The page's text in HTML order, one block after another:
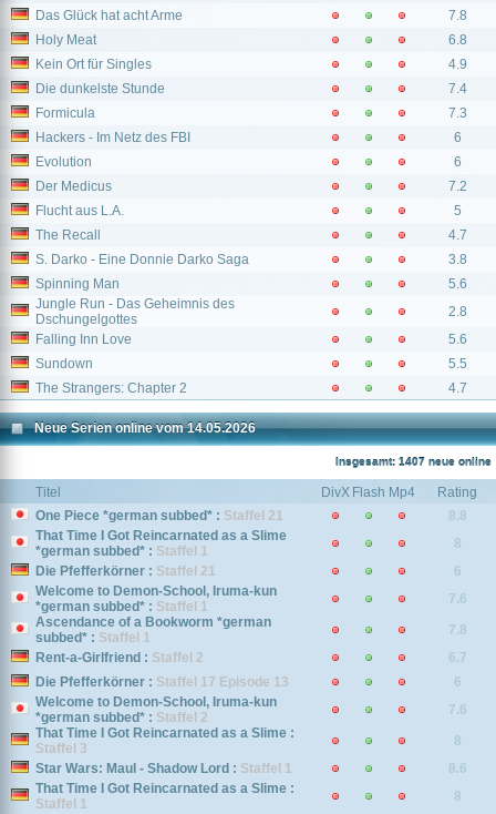
Das Glück hat acht Arme
7.8
Holy Meat
6.8
Kein Ort für Singles
4.9
Die dunkelste Stunde
7.4
Formicula
7.3
Hackers - Im Netz des FBI
6
Evolution
6
Der Medicus
7.2
Flucht aus L.A.
5
The Recall
4.7
S. Darko - Eine Donnie Darko Saga
3.8
Spinning Man
5.6
Jungle Run - Das Geheimnis des
Dschungelgottes
2.8
Falling Inn Love
5.6
Sundown
5.5
The Strangers: Chapter 2
4.7
Neue Serien online vom 14.05.2026
Insgesamt: 1407 neue online
Titel DivX Flash Mp4
Rating
One Piece *german subbed* : Staffel 21
8.8
That Time I Got Reincarnated as a Slime
*german subbed* : Staffel 1
8
Die Pfefferkörner : Staffel 21
6
Welcome to Demon-School, Iruma-kun
*german subbed* : Staffel 1
7.6
Ascendance of a Bookworm *german
subbed* : Staffel 1
7.8
Rent-a-Girlfriend : Staffel 2
6.7
Die Pfefferkörner : Staffel 17 Episode 13
6
Welcome to Demon-School, Iruma-kun
*german subbed* : Staffel 2
7.6
That Time I Got Reincarnated as a Slime :
Staffel 3
8
Star Wars: Maul - Shadow Lord : Staffel 1
8.6
That Time I Got Reincarnated as a Slime :
Staffel 1
8